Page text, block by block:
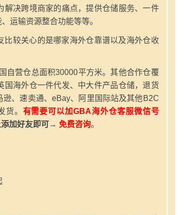
决跨境商家的痛点，提供仓储服务、一件
运输资源整合功能等等。
比较关心的是哪家海外仓靠谱以及海外仓收
自营仓总面积30000平方米。其他合作仓覆
海外仓一件代发、中大件产品仓储，退货
、速卖通、eBay、阿里国际站及其他B2C
货。 有需要可以加GBA海外仓客服微信号
加好友即可→ 免费咨询。